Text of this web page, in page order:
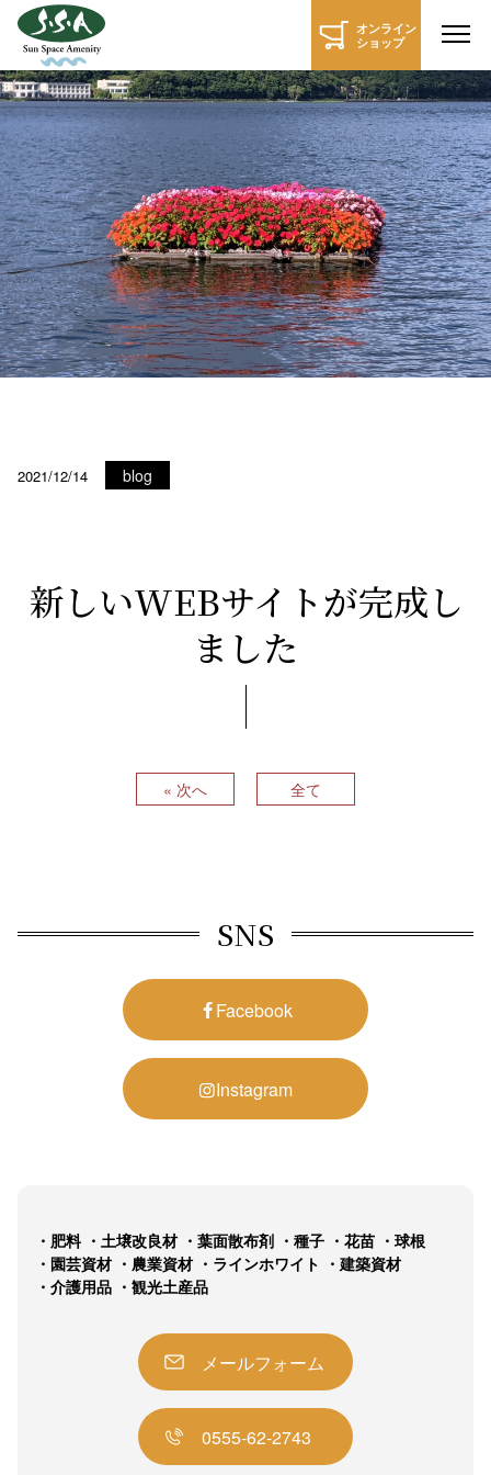
オンライン
ショップ
新しいWEBサイトが完成しました
2021/12/14 blog
新しいWEBサイトが完成し
ました
« 次へ 全て
SNS
Facebook
Instagram
肥料 土壌改良材 葉面散布剤 種子 花苗
球根
園芸資材
農業資材 ラインホワイト
建築資材
介護用品
観光土産品
メールフォーム
0555-62-2743